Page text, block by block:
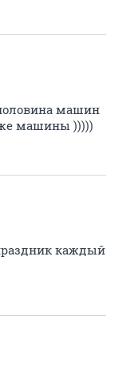
машин
машины )))))
каждый